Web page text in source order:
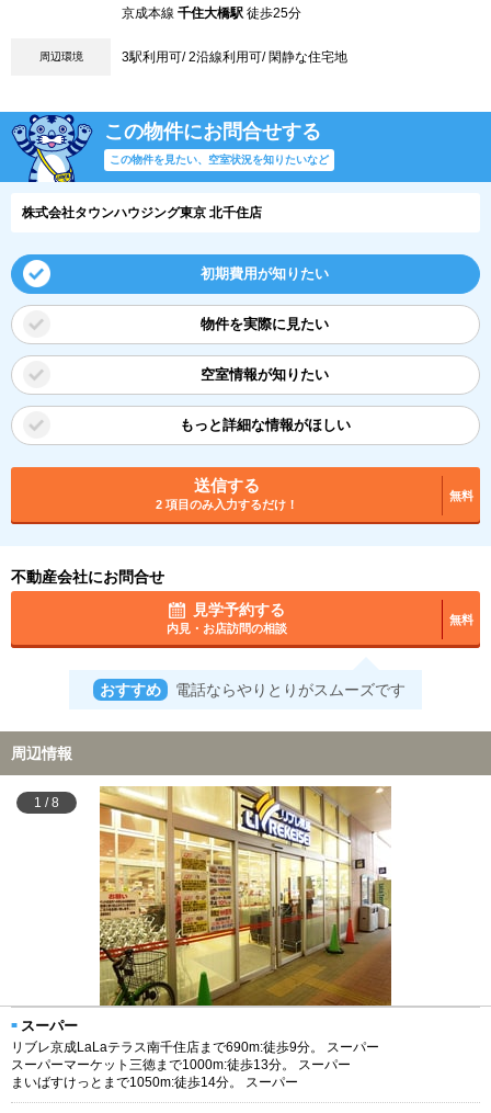
京成本線 千住大橋駅 徒歩25分
周辺環境 3駅利用可/ 2沿線利用可/ 閑静な住宅地
この物件にお問合せする
この物件を見たい、空室状況を知りたいなど
株式会社タウンハウジング東京 北千住店
初期費用が知りたい
物件を実際に見たい
空室情報が知りたい
もっと詳細な情報がほしい
送信する
2 項目のみ入力するだけ！
無料
不動産会社にお問合せ
見学予約する
内見・お店訪問の相談
無料
おすすめ 電話ならやりとりがスムーズです
周辺情報
1 /8
スーパー
リブレ京成LaLaテラス南千住店まで690m:徒歩9分。 スーパー
スーパーマーケット三徳まで1000m:徒歩13分。 スーパー
まいばすけっとまで1050m:徒歩14分。 スーパー